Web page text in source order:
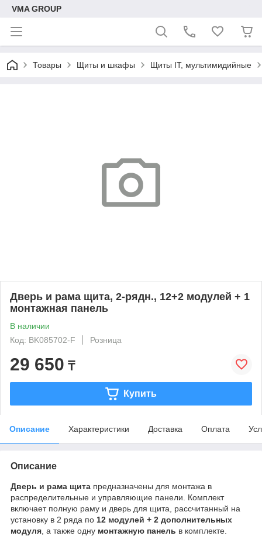
VMA GROUP
Товары Щиты и шкафы Щиты IT, мультимидийные
Дверь и рама щита, 2-рядн., 12+2 модулей + 1
монтажная панель
В наличии
Код: BK085702-F
Розница
29 650 ₸
Купить
Описание Характеристики Доставка Оплата
Описание
Дверь и рама щита предназначены для монтажа в
распределительные и управляющие панели. Комплект
включает полную раму и дверь для щита, рассчитанный на
установку в 2 ряда по 12 модулей + 2 дополнительных
модуля , а также одну монтажную панель в комплекте.